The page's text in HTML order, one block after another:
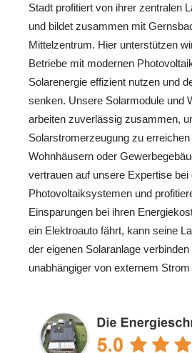
Stadt profitiert von ihrer zentralen
und bildet zusammen mit
Mittelzentrum. Hier unterstützen
Betriebe mit modernen
Solarenergie effizient nutzen und
senken. Unsere Solarmodule und
arbeiten zuverlässig zusammen,
Solarstromerzeugung zu erreichen
Wohnhäusern oder
vertrauen auf unsere Expertise bei
Photovoltaiksystemen und
Einsparungen bei ihren
ein Elektroauto fährt, kann seine
der eigenen Solaranlage
unabhängiger von externem Strom